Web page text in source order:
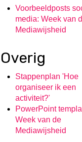
Voorbeeldposts
media: Week van
Mediawijsheid
Overig
Stappenplan 'Hoe
organiseer ik een
activiteit?'
PowerPoint
Week van de
Mediawijsheid